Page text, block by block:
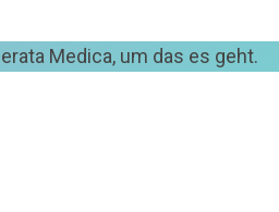
Medica, um das es geht.